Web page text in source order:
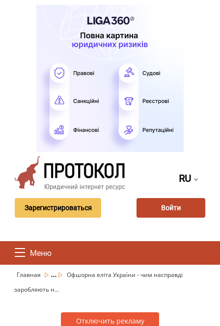
RU
Зарегистрироваться Войти
Меню
Главная ...
Офшорна еліта України - чим насправді
заробляють н...
Отключить рекламу